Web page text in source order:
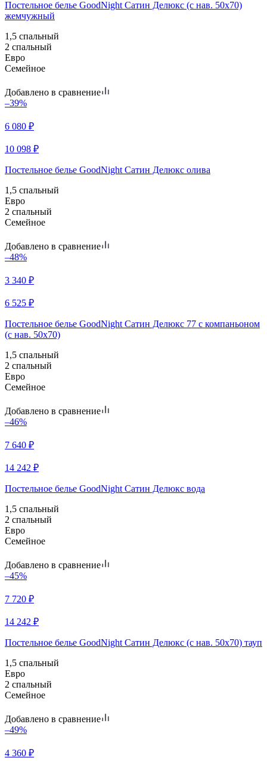
Постельное белье GoodNight Сатин Делюкс (с нав. 50х70)
жемчужный
1,5 спальный
2 спальный
Евро
Семейное
Добавлено в сравнение
–39%
6 080 ₽
10 098 ₽
Постельное белье GoodNight Сатин Делюкс олива
1,5 спальный
Евро
2 спальный
Семейное
Добавлено в сравнение
–48%
3 340 ₽
6 525 ₽
Постельное белье GoodNight Сатин Делюкс 77 с компаньоном
(с нав. 50х70)
1,5 спальный
2 спальный
Евро
Семейное
Добавлено в сравнение
–46%
7 640 ₽
14 242 ₽
Постельное белье GoodNight Сатин Делюкс вода
1,5 спальный
2 спальный
Евро
Семейное
Добавлено в сравнение
–45%
7 720 ₽
14 242 ₽
Постельное белье GoodNight Сатин Делюкс (с нав. 50х70) тауп
1,5 спальный
Евро
2 спальный
Семейное
Добавлено в сравнение
–49%
4 360 ₽